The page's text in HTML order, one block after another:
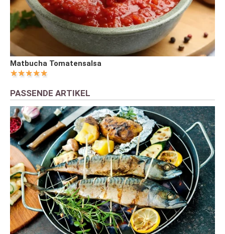
Matbucha Tomatensalsa
PASSENDE ARTIKEL